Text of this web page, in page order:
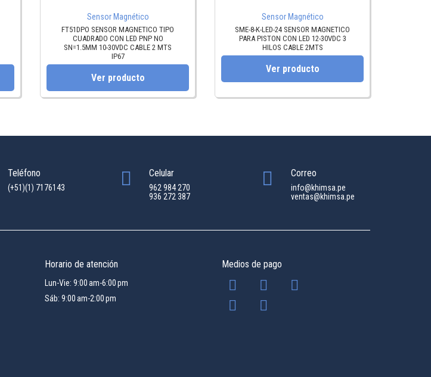
Sensor Magnético
FT51DPO SENSOR MAGNETICO TIPO
CUADRADO CON LED PNP NO
SN=1.5MM 10-30VDC CABLE 2 MTS
IP67
Ver producto
Sensor Magnético
SME-8-K-LED-24 SENSOR MAGNETICO
PARA PISTON CON LED 12-30VDC 3
HILOS CABLE 2MTS
Ver producto
Teléfono
(+51)(1) 7176143
Celular
962 984 270
936 272 387
Correo
info@khimsa.pe
ventas@khimsa.pe
Horario de atención
Lun-Vie: 9:00 am-6:00 pm
Sáb: 9:00 am-2:00 pm
Medios de pago